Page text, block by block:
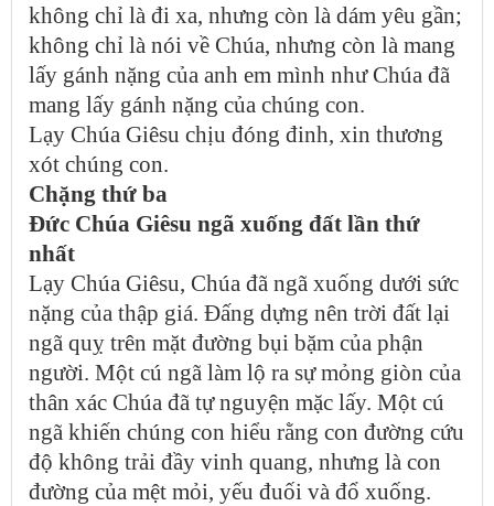
không chỉ là đi xa, nhưng còn là dám yêu gần;
không chỉ là nói về Chúa, nhưng còn là mang
lấy gánh nặng của anh em mình như Chúa đã
mang lấy gánh nặng của chúng con.
Lạy Chúa Giêsu chịu đóng đinh, xin thương
xót chúng con.
Chặng thứ ba
Đức Chúa Giêsu ngã xuống đất lần thứ
nhất
Lạy Chúa Giêsu, Chúa đã ngã xuống dưới sức
nặng của thập giá. Đấng dựng nên trời đất lại
ngã quỵ trên mặt đường bụi bặm của phận
người. Một cú ngã làm lộ ra sự mỏng giòn của
thân xác Chúa đã tự nguyện mặc lấy. Một cú
ngã khiến chúng con hiểu rằng con đường cứu
độ không trải đầy vinh quang, nhưng là con
đường của mệt mỏi, yếu đuối và đổ xuống.